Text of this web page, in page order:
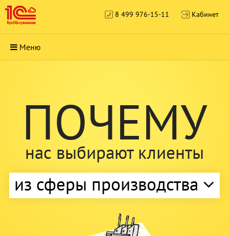
8 499 976-15-11 Кабинет
Меню
ПОЧЕМУ
нас выбирают клиенты
из сферы производства